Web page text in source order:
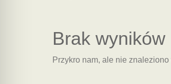
Brak wyników
Przykro nam, ale nie